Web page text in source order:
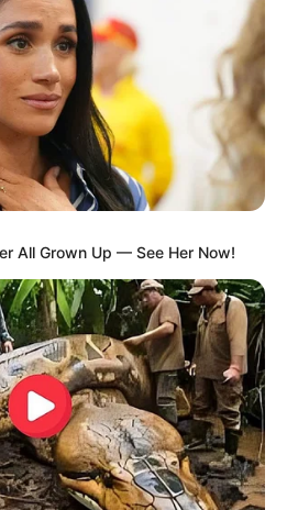
All Grown Up — See Her Now!